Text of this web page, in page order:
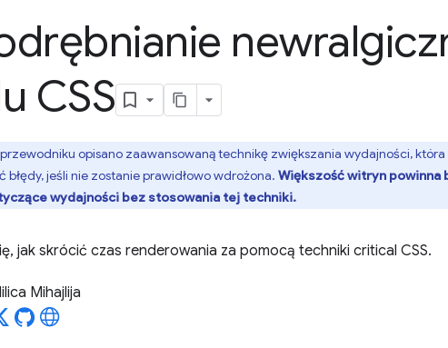
CSS
opisano zaawansowaną technikę zwiększania wydajności,
błędy, jeśli nie zostanie prawidłowo wdrożona. Większość witryn powinna
wydajności bez stosowania tej techniki.
jak skrócić czas renderowania za pomocą techniki critical CSS.
Mihajlija